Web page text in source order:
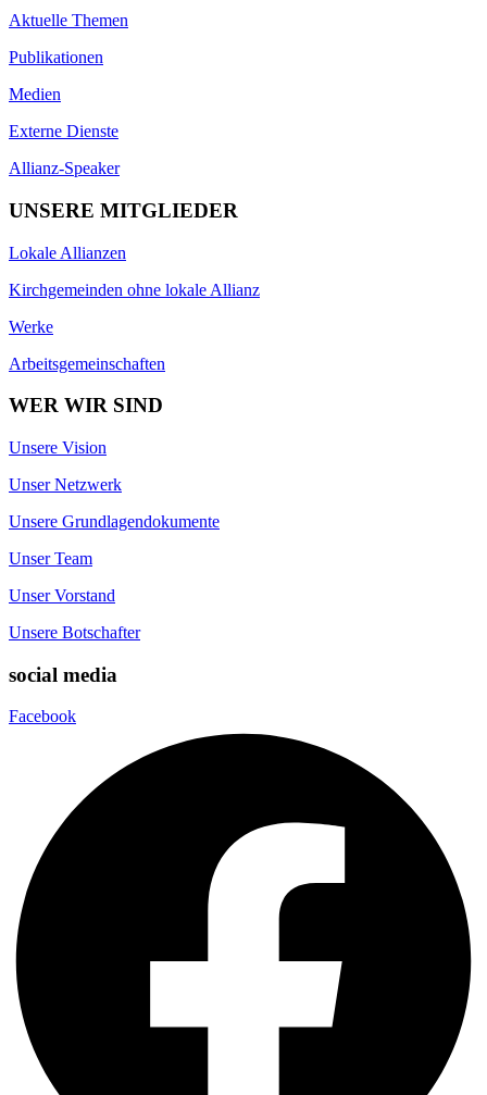
Aktuelle Themen
Publikationen
Medien
Externe Dienste
Allianz-Speaker
UNSERE MITGLIEDER
Lokale Allianzen
Kirchgemeinden ohne lokale Allianz
Werke
Arbeitsgemeinschaften
WER WIR SIND
Unsere Vision
Unser Netzwerk
Unsere Grundlagendokumente
Unser Team
Unser Vorstand
Unsere Botschafter
social media
Facebook